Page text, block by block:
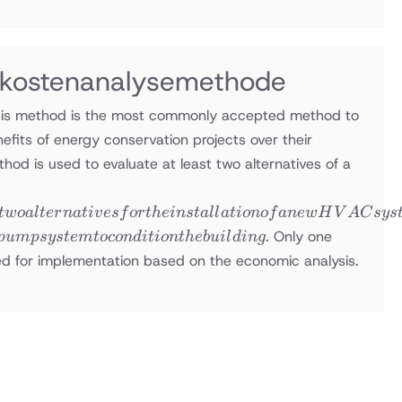
method is the most commonly accepted method to
of energy conservation projects over their
is used to evaluate at least two alternatives of a
oalternatives fortheinstallationofanewH V ACsys
umpsystemtoconditionthebuilding. Only one
for implementation based on the economic analysis.